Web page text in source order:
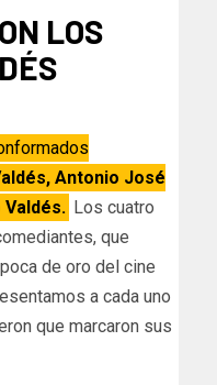
LOS
Antonio José
Valdés. Los cuatro
que
de oro del cine
a cada uno
que marcaron sus